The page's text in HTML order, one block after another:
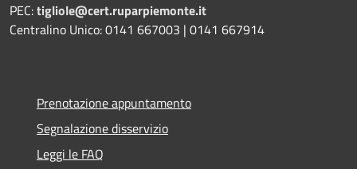
PEC:tigliole@cert.ruparpiemonte.it
Centralino Unico: 0141 667003 | 0141 667914
Prenotazione appuntamento
Segnalazione disservizio
Leggi le FAQ